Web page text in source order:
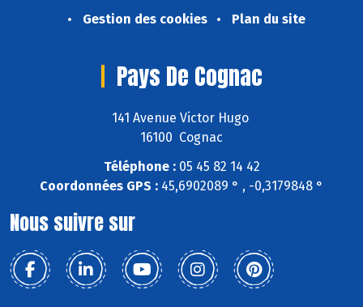
Gestion des cookies
Plan du site
Pays De Cognac
141 Avenue Victor Hugo
16100 Cognac
Téléphone :05 45 82 14 42
Coordonnées GPS : 45,6902089 ° , -0,3179848 °
Nous suivre sur